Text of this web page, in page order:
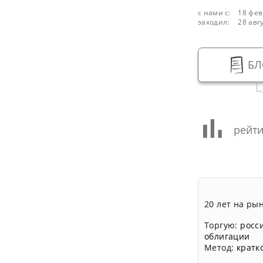
с нами с:
18
заходил:
28
20 лет на
Торгую:
облигации
Метод: